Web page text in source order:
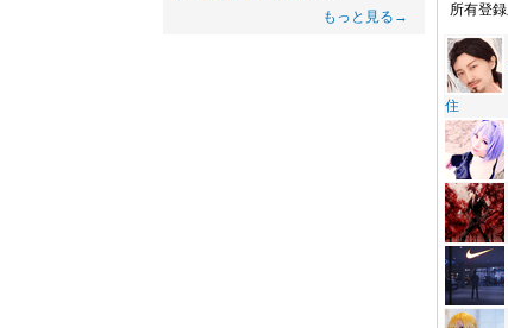
もっと見る→
所有登録
住